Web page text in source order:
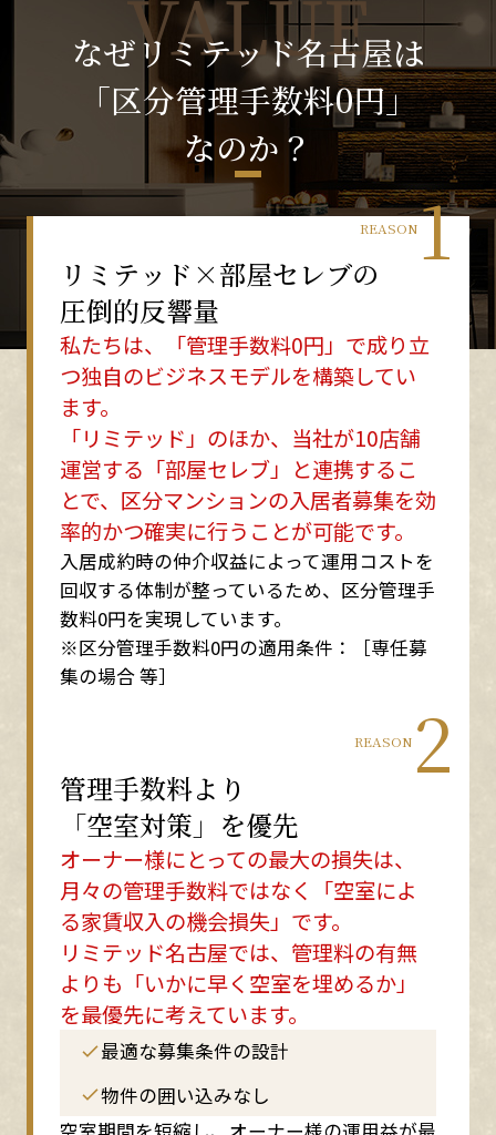
なぜリミテッド名古屋は
「区分管理手数料0円」
なのか？
REASON1
リミテッド×部屋セレブの
圧倒的反響量
私たちは、「管理手数料0円」で成り立
つ独自のビジネスモデルを構築してい
ます。
「リミテッド」のほか、当社が10店舗
運営する「部屋セレブ」と連携するこ
とで、区分マンションの入居者募集を効
率的かつ確実に行うことが可能です。
入居成約時の仲介収益によって運用コストを
回収する体制が整っているため、区分管理手
数料0円を実現しています。
※区分管理手数料0円の適用条件：［専任募
集の場合 等］
REASON 2
管理手数料より
「空室対策」を優先
オーナー様にとっての最大の損失は、
月々の管理手数料ではなく「空室によ
る家賃収入の機会損失」です。
リミテッド名古屋では、管理料の有無
よりも「いかに早く空室を埋めるか」
を最優先に考えています。
最適な募集条件の設計
物件の囲い込みなし